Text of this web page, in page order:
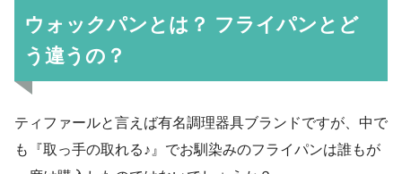
ウォックパンとは？ フライパンとど
う違うの？
ティファールと言えば有名調理器具ブランドですが、中で
も『取っ手の取れる♪』でお馴染みのフライパンは誰もが